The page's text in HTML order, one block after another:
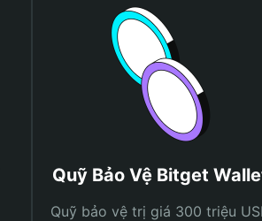
Quỹ Bảo Vệ Bitget
Quỹ bảo vệ trị giá 300 triệu